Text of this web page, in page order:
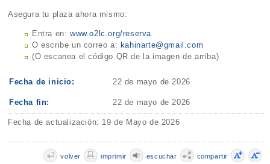
Asegura tu plaza ahora mismo:
Entra en:www.o2lc.org/reserva
O escribe un correo a: kahinarte@gmail.com
(O escanea el código QR de la imagen de arriba)
Fecha de inicio: 22 de mayo de 2026
Fecha fin: 22 de mayo de 2026
Fecha de actualización: 19 de Mayo de 2026
compartir
escuchar
imprimir
volver